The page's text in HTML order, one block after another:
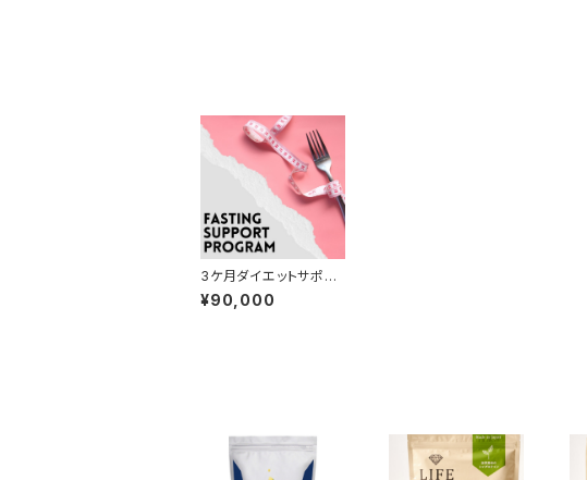
3ケ月ダイエットサポー
ト
¥90,000